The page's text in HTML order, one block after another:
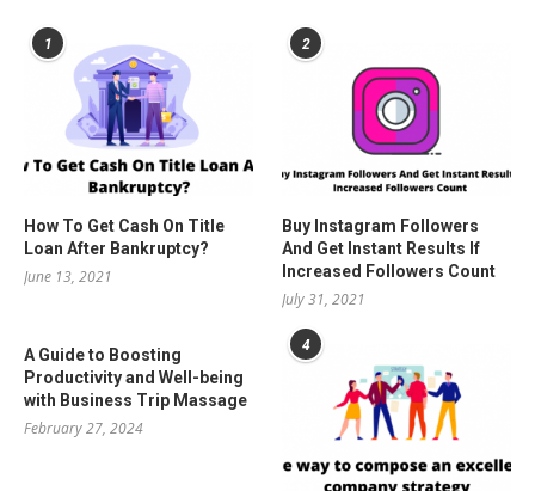
1
How To Get Cash On Title
Loan After Bankruptcy?
June 13, 2021
2
Buy Instagram Followers
And Get Instant Results If
Increased Followers Count
July 31, 2021
A Guide to Boosting
Productivity and Well-being
with Business Trip Massage
February 27, 2024
4